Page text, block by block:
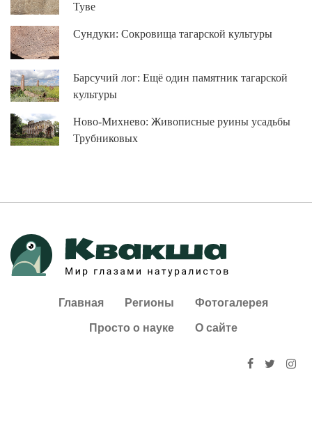
Туве
Сундуки: Сокровища тагарской культуры
Барсучий лог: Ещё один памятник тагарской
культуры
Ново-Михнево: Живописные руины усадьбы
Трубниковых
Главная Регионы Фотогалерея
Просто о науке О сайте